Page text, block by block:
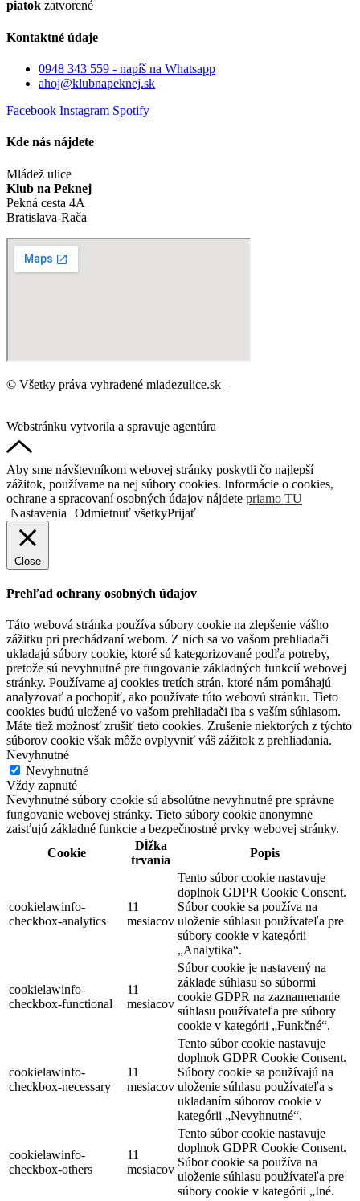
piatok zatvorené
Kontaktné údaje
0948 343 559 - napíš na Whatsapp
ahoj@klubnapeknej.sk
Facebook Instagram Spotify
Kde nás nájdete
Mládež ulice
Klub na Peknej
Pekná cesta 4A
Bratislava-Rača
© Všetky práva vyhradené mladezulice.sk –
Webstránku vytvorila a spravuje agentúra
Aby sme návštevníkom webovej stránky poskytli čo najlepší
zážitok, používame na nej súbory cookies. Informácie o cookies,
ochrane a spracovaní osobných údajov nájdete priamo TU
Nastavenia
Odmietnuť všetkyPrijať
Close
Prehľad ochrany osobných údajov
Táto webová stránka používa súbory cookie na zlepšenie vášho
zážitku pri prechádzaní webom. Z nich sa vo vašom prehliadači
ukladajú súbory cookie, ktoré sú kategorizované podľa potreby,
pretože sú nevyhnutné pre fungovanie základných funkcií webovej
stránky. Používame aj cookies tretích strán, ktoré nám pomáhajú
analyzovať a pochopiť, ako používate túto webovú stránku. Tieto
cookies budú uložené vo vašom prehliadači iba s vaším súhlasom.
Máte tiež možnosť zrušiť tieto cookies. Zrušenie niektorých z týchto
súborov cookie však môže ovplyvniť váš zážitok z prehliadania.
Nevyhnutné
Nevyhnutné
Vždy zapnuté
Nevyhnutné súbory cookie sú absolútne nevyhnutné pre správne
fungovanie webovej stránky. Tieto súbory cookie anonymne
zaisťujú základné funkcie a bezpečnostné prvky webovej stránky.
Cookie
Dĺžka
trvania
Popis
cookielawinfo-
checkbox-analytics
11
mesiacov
Tento súbor cookie nastavuje
doplnok GDPR Cookie Consent.
Súbor cookie sa používa na
uloženie súhlasu používateľa pre
súbory cookie v kategórii
„Analytika“.
cookielawinfo-
checkbox-functional
11
mesiacov
Súbor cookie je nastavený na
základe súhlasu so súbormi
cookie GDPR na zaznamenanie
súhlasu používateľa pre súbory
cookie v kategórii „Funkčné“.
cookielawinfo-
checkbox-necessary
11
mesiacov
Tento súbor cookie nastavuje
doplnok GDPR Cookie Consent.
Súbory cookie sa používajú na
uloženie súhlasu používateľa s
ukladaním súborov cookie v
kategórii „Nevyhnutné“.
cookielawinfo-
checkbox-others
11
mesiacov
Tento súbor cookie nastavuje
doplnok GDPR Cookie Consent.
Súbor cookie sa používa na
uloženie súhlasu používateľa pre
súbory cookie v kategórii „Iné.